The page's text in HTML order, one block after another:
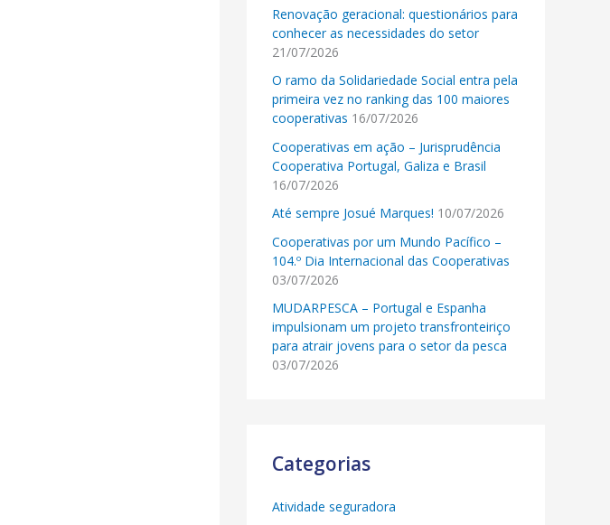
Renovação geracional: questionários para
conhecer as necessidades do setor
21/07/2026
O ramo da Solidariedade Social entra pela
primeira vez no ranking das 100 maiores
cooperativas 16/07/2026
Cooperativas em ação – Jurisprudência
Cooperativa Portugal, Galiza e Brasil
16/07/2026
Até sempre Josué Marques! 10/07/2026
Cooperativas por um Mundo Pacífico –
104.º Dia Internacional das Cooperativas
03/07/2026
MUDARPESCA – Portugal e Espanha
impulsionam um projeto transfronteiriço
para atrair jovens para o setor da pesca
03/07/2026
Categorias
Atividade seguradora